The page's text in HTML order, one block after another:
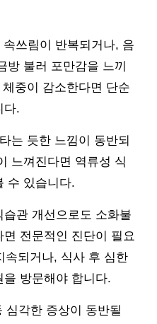
쓰림이 반복되거나, 음
방 불러 포만감을 느끼
중이 감소한다면 단순
다.
는 듯한 느낌이 동반되
느껴진다면 역류성 식
수 있습니다.
관 개선으로도 소화불
전문적인 진단이 필요
속되거나, 식사 후 심한
방문해야 합니다.
심각한 증상이 동반될